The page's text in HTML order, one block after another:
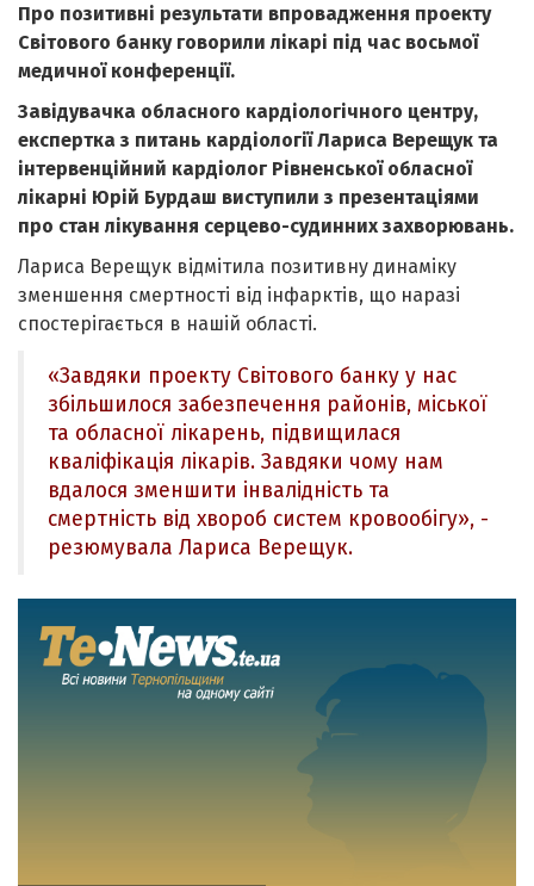
Про позитивні результати впровадження проекту
Світового банку говорили лікарі під час восьмої
медичної конференції.
Завідувачка обласного кардіологічного центру,
експертка з питань кардіології Лариса Верещук та
інтервенційний кардіолог Рівненської обласної
лікарні Юрій Бурдаш виступили з презентаціями
про стан лікування серцево-судинних захворювань.
Лариса Верещук відмітила позитивну динаміку
зменшення смертності від інфарктів, що наразі
спостерігається в нашій області.
«Завдяки проекту Світового банку у нас
збільшилося забезпечення районів, міської
та обласної лікарень, підвищилася
кваліфікація лікарів. Завдяки чому нам
вдалося зменшити інвалідність та
смертність від хвороб систем кровообігу», -
резюмувала Лариса Верещук.